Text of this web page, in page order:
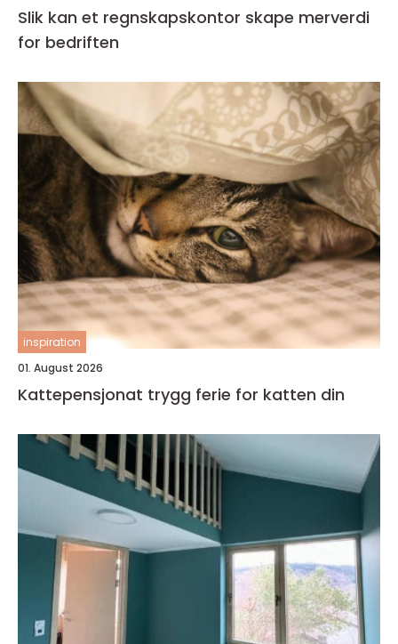
Slik kan et regnskapskontor skape merverdi
for bedriften
inspiration
01. August 2026
Kattepensjonat trygg ferie for katten din